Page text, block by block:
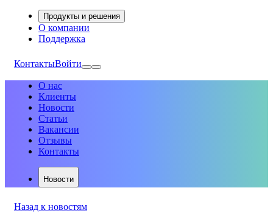
Продукты и решения
О компании
Поддержка
КонтактыВойти
О нас
Клиенты
Новости
Статьи
Вакансии
Отзывы
Контакты
Новости
Назад к новостям